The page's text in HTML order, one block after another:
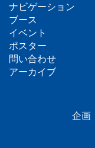
フ
ッ
タ
ナビゲーション
ブース
イベント
ポスター
問い合わせ
アーカイブ
企画